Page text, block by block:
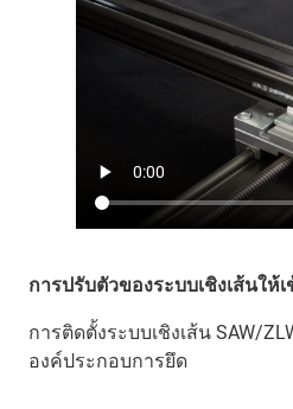
การปรับตัวของระบบเชิงเส้นให้
การติดตั้งระบบเชิงเส้น SAW/
องค์ประกอบการยึด